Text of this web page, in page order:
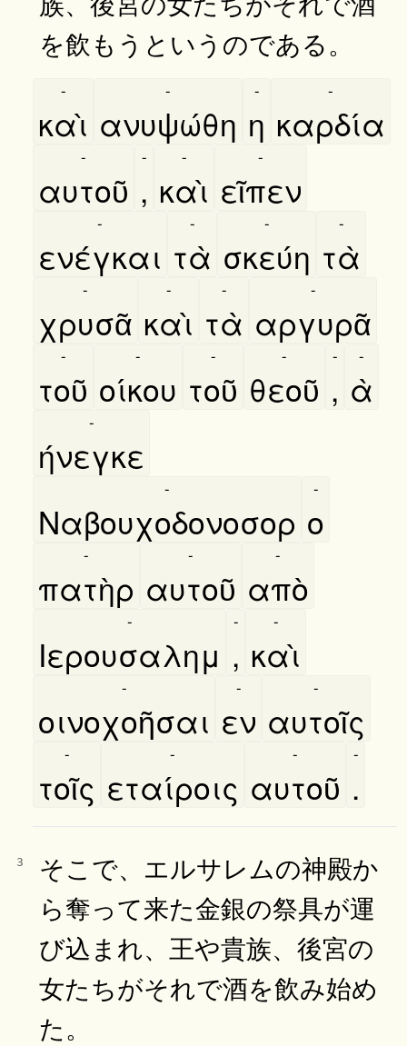
を飲もうというのである。
καὶ
-
ανυψώθη
-
η
-
καρδία
-
αυτοῦ
-
,
-
καὶ
-
εῖπεν
-
ενέγκαι
-
τὰ
-
σκεύη
-
τὰ
-
χρυσᾶ
-
καὶ
-
τὰ
-
αργυρᾶ
-
τοῦ
-
οίκου
-
τοῦ
-
θεοῦ
-
,
-
ὰ
-
ήνεγκε
-
Ναβουχοδονοσορ
-
ο
-
πατὴρ
-
αυτοῦ
-
απὸ
-
Ιερουσαλημ
-
,
-
καὶ
-
οινοχοῆσαι
-
εν
-
αυτοῖς
-
τοῖς
-
εταίροις
-
αυτοῦ
-
.
-
3
そこで、エルサレムの神殿か
ら奪って来た金銀の祭具が運
び込まれ、王や貴族、後宮の
女たちがそれで酒を飲み始め
た。